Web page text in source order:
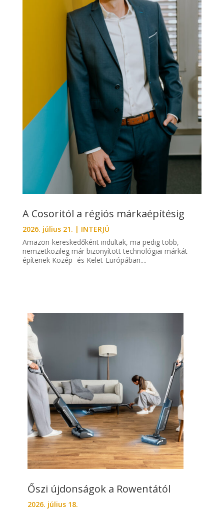
A Cosoritól a régiós márkaépítésig
2026. július 21. | INTERJÚ
Amazon-kereskedőként indultak, ma pedig több,
nemzetközileg már bizonyított technológiai márkát
építenek Közép- és Kelet-Európában....
Őszi újdonságok a Rowentától
2026. július 18.